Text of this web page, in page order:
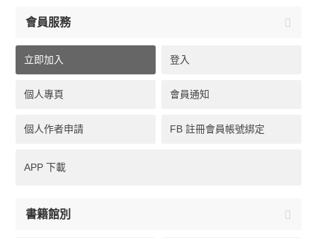
會員服務
立即加入 登入
個人專頁 會員通知
個人作者申請 FB 註冊會員帳號綁定
APP 下載
書籍館別